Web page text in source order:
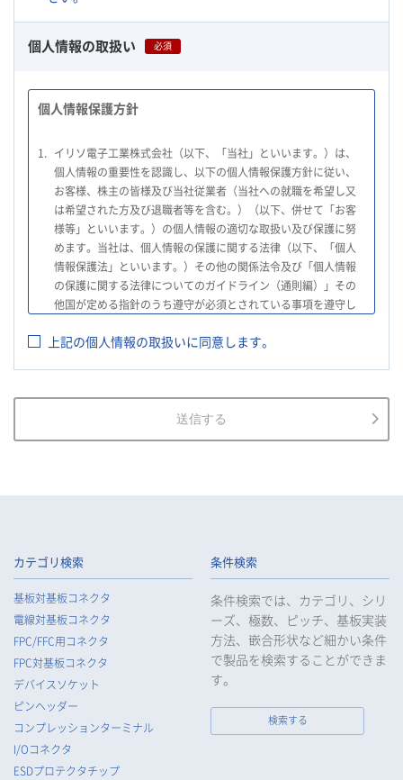
個人情報の取扱い 必須
個人情報保護方針
1. イリソ電子工業株式会社（以下、「当社」といいます。）は、
個人情報の重要性を認識し、以下の個人情報保護方針に従い、
お客様、株主の皆様及び当社従業者（当社への就職を希望し又
は希望された方及び退職者等を含む。）（以下、併せて「お客
様等」といいます。）の個人情報の適切な取扱い及び保護に努
めます。当社は、個人情報の保護に関する法律（以下、「個人
情報保護法」といいます。）その他の関係法令及び「個人情報
の保護に関する法律についてのガイドライン（通則編）」その
他国が定める指針のうち遵守が必須とされている事項を遵守し
2.
当社は、お客様等の個人情報を適正に取得し、法令で不要とさ
れている場合を除き、お客様等の個人情報の利用目的を通知又
当社は、お客様等の個人データについて、不正アクセス、漏え
い、滅失又は毀損等の防止に努め、個人データの管理のために
られるよう、必要かつ適切な監督を行います。
様等の個人データの安全管理が図られるよう必要かつ適切な監
督を行います。
当社は、法令で例外として定められている場合を除き、お客様
等の個人データをあらかじめ、ご本人の同意を得ることなく第
三者に提供することはいたしません。
当社は、法令で不要とされている場合を除き、第三者に個人デ
ータを提供したとき、又は受けたときは、法令で定められた確
認・記録義務を適正に履行いたします。
上記の個人情報の取扱いに同意します。
送信する
カテゴリ検索
基板対基板コネクタ
電線対基板コネクタ
FPC/FFC用コネクタ
FPC対基板コネクタ
デバイスソケット
ピンヘッダー
コンプレッションターミナル
I/Oコネクタ
ESDプロテクタチップ
条件検索
条件検索では、カテゴリ、シリ
ーズ、極数、ピッチ、基板実装
方法、嵌合形状など細かい条件
で製品を検索することができま
す。
検索する